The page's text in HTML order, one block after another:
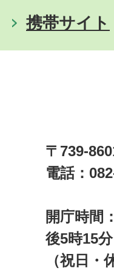
携帯サイト
〒739-
電話：
開庁時間
後5時15
（祝日